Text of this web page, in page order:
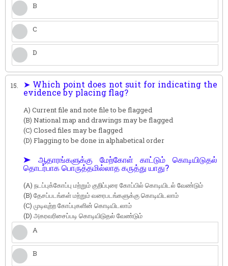
B
C
D
15. ➤ Which point does not suit for indicating the
evidence by placing flag?
A) Current file and note file to be flagged
(B) National map and drawings may be flagged
(C) Closed files may be flagged
(D) Flagging to be done in alphabetical order
➤ ஆதாரங்களுக்கு மேற்கோள் காட்டும் கொடியிடுதல்
தொடர்பாக பொருத்தமில்லாத கருத்து யாது?
(A) நடப்புக்கோப்பு மற்றும் குறிப்புரை கோப்பில் கொடியிடல் வேண்டும்
(B) தேசப்படங்கள் மற்றும் வரைபடங்களுக்கு கொடியிடலாம்
(C) முடிவுற்ற கோப்புகளின் கொடியிடலாம்
(D) அகரவரிசைப்படி கொடியிடுதல் வேண்டும்
A
B